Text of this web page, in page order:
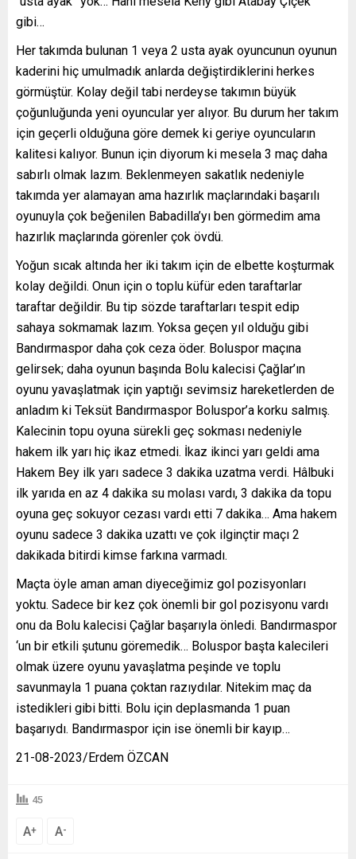
gibi…
Her takımda bulunan 1 veya 2 usta ayak oyuncunun oyunun
kaderini hiç umulmadık anlarda değiştirdiklerini herkes
görmüştür. Kolay değil tabi nerdeyse takımın büyük
çoğunluğunda yeni oyuncular yer alıyor. Bu durum her takım
için geçerli olduğuna göre demek ki geriye oyuncuların
kalitesi kalıyor. Bunun için diyorum ki mesela 3 maç daha
sabırlı olmak lazım. Beklenmeyen sakatlık nedeniyle
takımda yer alamayan ama hazırlık maçlarındaki başarılı
oyunuyla çok beğenilen Babadilla’yı ben görmedim ama
hazırlık maçlarında görenler çok övdü.
Yoğun sıcak altında her iki takım için de elbette koşturmak
kolay değildi. Onun için o toplu küfür eden taraftarlar
taraftar değildir. Bu tip sözde taraftarları tespit edip
sahaya sokmamak lazım. Yoksa geçen yıl olduğu gibi
Bandırmaspor daha çok ceza öder. Boluspor maçına
gelirsek; daha oyunun başında Bolu kalecisi Çağlar’ın
oyunu yavaşlatmak için yaptığı sevimsiz hareketlerden de
anladım ki Teksüt Bandırmaspor Boluspor’a korku salmış.
Kalecinin topu oyuna sürekli geç sokması nedeniyle
hakem ilk yarı hiç ikaz etmedi. İkaz ikinci yarı geldi ama
Hakem Bey ilk yarı sadece 3 dakika uzatma verdi. Hâlbuki
ilk yarıda en az 4 dakika su molası vardı, 3 dakika da topu
oyuna geç sokuyor cezası vardı etti 7 dakika… Ama hakem
oyunu sadece 3 dakika uzattı ve çok ilginçtir maçı 2
dakikada bitirdi kimse farkına varmadı.
Maçta öyle aman aman diyeceğimiz gol pozisyonları
yoktu. Sadece bir kez çok önemli bir gol pozisyonu vardı
onu da Bolu kalecisi Çağlar başarıyla önledi. Bandırmaspor
‘un bir etkili şutunu göremedik… Boluspor başta kalecileri
olmak üzere oyunu yavaşlatma peşinde ve toplu
savunmayla 1 puana çoktan razıydılar. Nitekim maç da
istedikleri gibi bitti. Bolu için deplasmanda 1 puan
başarıydı. Bandırmaspor için ise önemli bir kayıp…
21-08-2023/Erdem ÖZCAN
45
A+ A-